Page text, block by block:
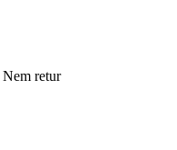
Nem retur